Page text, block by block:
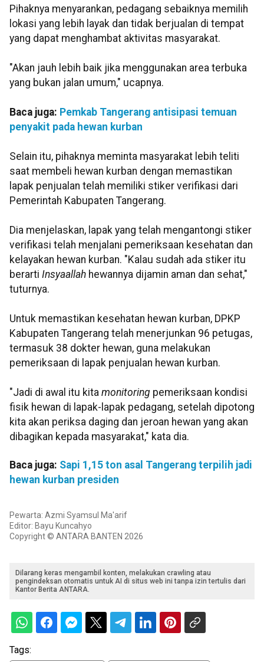
Pihaknya menyarankan, pedagang sebaiknya memilih
lokasi yang lebih layak dan tidak berjualan di tempat
yang dapat menghambat aktivitas masyarakat.
"Akan jauh lebih baik jika menggunakan area terbuka
yang bukan jalan umum," ucapnya.
Baca juga: Pemkab Tangerang antisipasi temuan
penyakit pada hewan kurban
Selain itu, pihaknya meminta masyarakat lebih teliti
saat membeli hewan kurban dengan memastikan
lapak penjualan telah memiliki stiker verifikasi dari
Pemerintah Kabupaten Tangerang.
Dia menjelaskan, lapak yang telah mengantongi stiker
verifikasi telah menjalani pemeriksaan kesehatan dan
kelayakan hewan kurban. "Kalau sudah ada stiker itu
berarti Insyaallah hewannya dijamin aman dan sehat,"
tuturnya.
Untuk memastikan kesehatan hewan kurban, DPKP
Kabupaten Tangerang telah menerjunkan 96 petugas,
termasuk 38 dokter hewan, guna melakukan
pemeriksaan di lapak penjualan hewan kurban.
"Jadi di awal itu kita monitoring pemeriksaan kondisi
fisik hewan di lapak-lapak pedagang, setelah dipotong
kita akan periksa daging dan jeroan hewan yang akan
dibagikan kepada masyarakat," kata dia.
Baca juga: Sapi 1,15 ton asal Tangerang terpilih jadi
hewan kurban presiden
Pewarta: Azmi Syamsul Ma'arif
Editor: Bayu Kuncahyo
Copyright © ANTARA BANTEN 2026
Dilarang keras mengambil konten, melakukan crawling atau
pengindeksan otomatis untuk AI di situs web ini tanpa izin tertulis dari
Kantor Berita ANTARA.
Tags: